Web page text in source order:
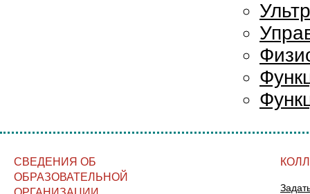
СВЕДЕНИЯ ОБ
ОБРАЗОВАТЕЛЬНОЙ